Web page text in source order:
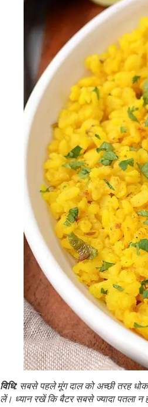
विधि: सबसे पहले मूंग दाल को अच्छी तरह
लें। ध्यान रखें कि बैटर सबसे ज्यादा पतला न